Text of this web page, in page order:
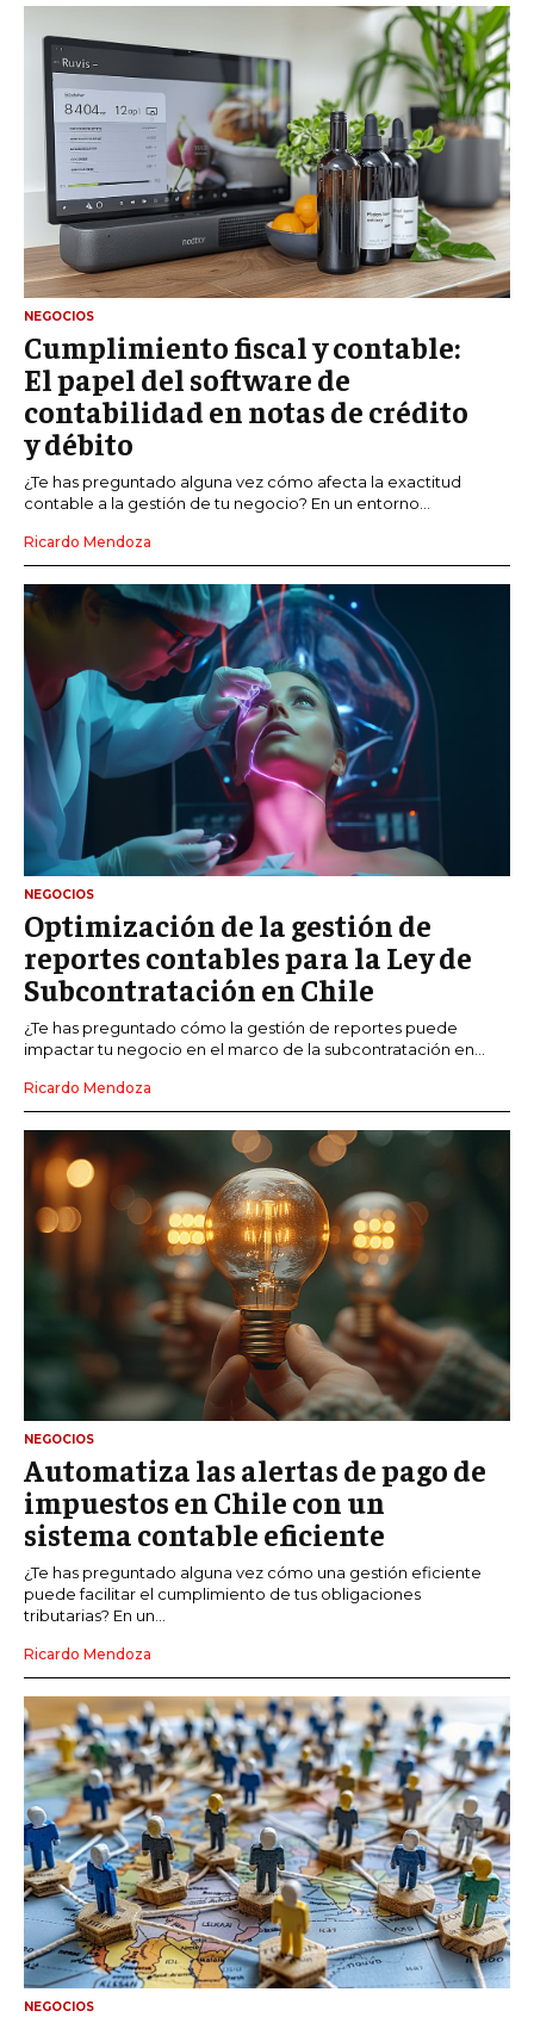
NEGOCIOS
Cumplimiento fiscal y contable:
El papel del software de
contabilidad en notas de crédito
y débito
¿Te has preguntado alguna vez cómo afecta la exactitud
contable a la gestión de tu negocio? En un entorno...
Ricardo Mendoza
NEGOCIOS
Optimización de la gestión de
reportes contables para la Ley de
Subcontratación en Chile
¿Te has preguntado cómo la gestión de reportes puede
impactar tu negocio en el marco de la subcontratación en...
Ricardo Mendoza
NEGOCIOS
Automatiza las alertas de pago de
impuestos en Chile con un
sistema contable eficiente
¿Te has preguntado alguna vez cómo una gestión eficiente
puede facilitar el cumplimiento de tus obligaciones
tributarias? En un...
Ricardo Mendoza
NEGOCIOS